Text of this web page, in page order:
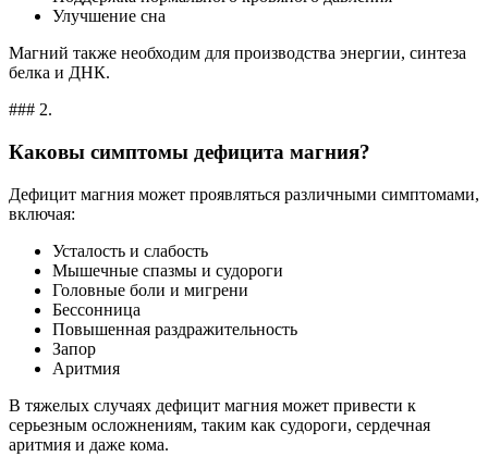
Улучшение сна
Магний также необходим для производства энергии, синтеза
белка и ДНК.
### 2.
Каковы симптомы дефицита магния?
Дефицит магния может проявляться различными симптомами,
включая:
Усталость и слабость
Мышечные спазмы и судороги
Головные боли и мигрени
Бессонница
Повышенная раздражительность
Запор
Аритмия
В тяжелых случаях дефицит магния может привести к
серьезным осложнениям, таким как судороги, сердечная
аритмия и даже кома.